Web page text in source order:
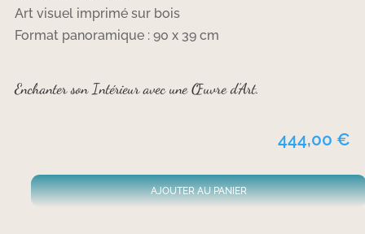
Art visuel imprimé sur bois
Format panoramique : 90 x 39 cm
Enchanter son Intérieur avec une Œuvre d’Art.
444,00 €
AJOUTER AU PANIER